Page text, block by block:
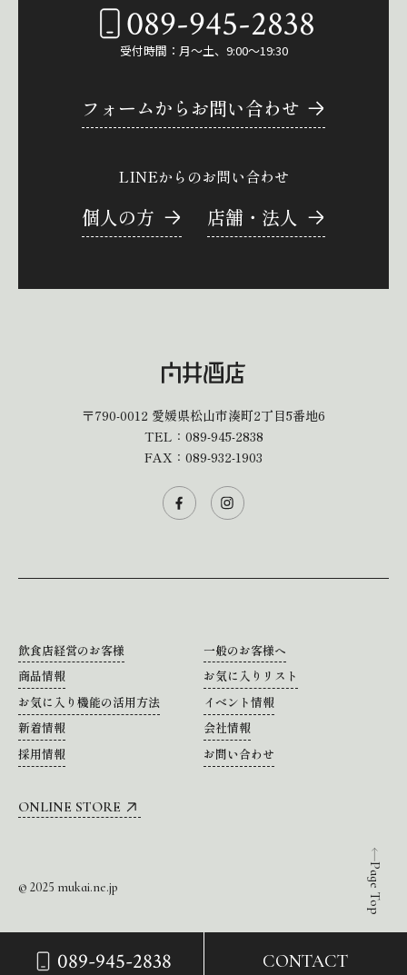
089-945-2838 CONTACT
Page Top
089-945-2838
受付時間：月～土、9:00～19:30
フォームからお問い合わせ
LINEからのお問い合わせ
個人の方 店舗・法人
〒790-0012 愛媛県松山市湊町2丁目5番地6
TEL： 089-945-2838
FAX：089-932-1903
飲食店経営のお客様
一般のお客様へ
商品情報
お気に入りリスト
お気に入り機能の活用方法
イベント情報
新着情報
会社情報
採用情報
お問い合わせ
ONLINE STORE
© 2025 mukai.ne.jp